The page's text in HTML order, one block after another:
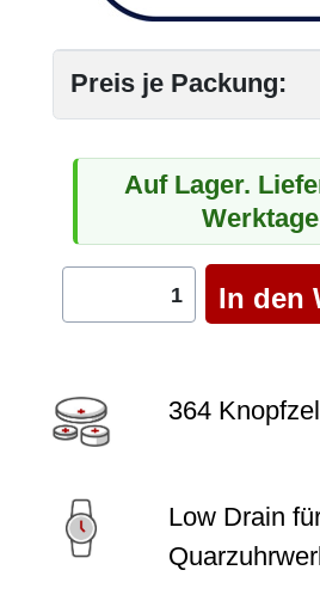
Preis je Packung:
Auf Lager.
Werktage
364
Low Drain